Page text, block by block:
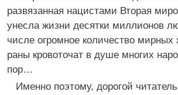
развязанная нацистами Вторая
унесла жизни десятки миллионов
числе огромное количество
раны кровоточат в душе многих
пор…
Именно поэтому, дорогой